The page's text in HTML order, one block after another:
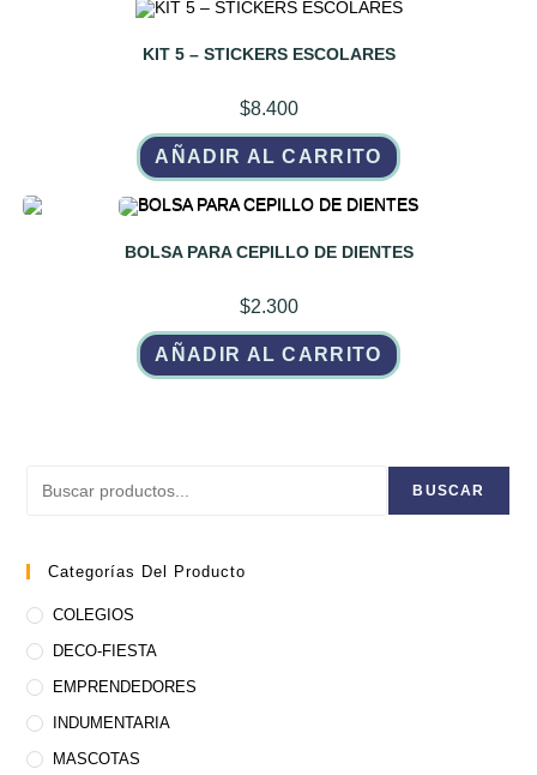
KIT 5 – STICKERS ESCOLARES
$8.400
AÑADIR AL CARRITO
BOLSA PARA CEPILLO DE DIENTES
$2.300
AÑADIR AL CARRITO
BUSCAR
Categorías Del Producto
COLEGIOS
DECO-FIESTA
EMPRENDEDORES
INDUMENTARIA
MASCOTAS